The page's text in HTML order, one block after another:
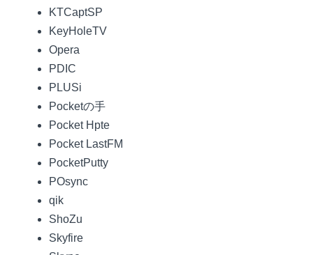
KTCaptSP
KeyHoleTV
Opera
PDIC
PLUSi
Pocketの手
Pocket Hpte
Pocket LastFM
PocketPutty
POsync
qik
ShoZu
Skyfire